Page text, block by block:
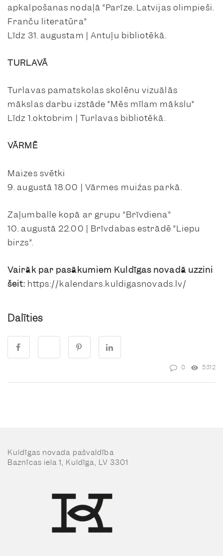
apkalpošanas nodaļā “Parīze. Latvijas olimpieši.
Franču literatūra”
Līdz 31. augustam | Antuļu bibliotēkā.
TURLAVĀ
Turlavas pamatskolas skolēnu vizuālās
mākslas darbu izstāde “Mēs mīlam mākslu”
Līdz 1.oktobrim | Turlavas bibliotēkā.
VĀRMĒ
Maizes svētki
9. augustā 18.00 | Vārmes muižas parkā.
Zaļumballe kopā ar grupu “Brīvdiena”
10. augustā 22.00 | Brīvdabas estrādē “Liepu
birzs”.
Vairāk par pasākumiem Kuldīgas novadā uzzini
šeit: https://kalendars.kuldigasnovads.lv/
Dalīties
0 5312
Kuldīgas novada pašvaldība
Baznīcas iela 1, Kuldīga, LV 3301